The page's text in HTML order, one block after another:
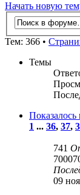
Начать новую
Тем: 366 •
Темы
1 ... 36, 37,
741
09